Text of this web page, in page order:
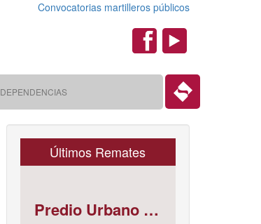
Convocatorias martilleros públicos
Sociales
DEPENDENCIAS
Últimos Remates
Predio Urbano Jirón LIBERTAD Mz. 5-H, Lote 23, TAMBOPATA - TAMBOPATA - MADRE DE DIOS ; cuyo dominio corre inscrito en la partida electrónica N° 07001561 del registro de propiedad inmueble de la ZONA REGISTRAL N° X, SEDE CUSCO, OFICINA REGISTRAL MADRE DE D